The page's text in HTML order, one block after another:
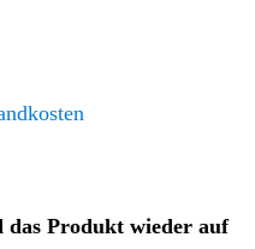
das Produkt wieder auf